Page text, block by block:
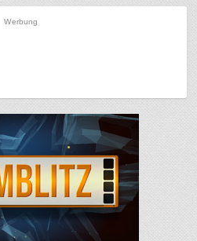
Werbung